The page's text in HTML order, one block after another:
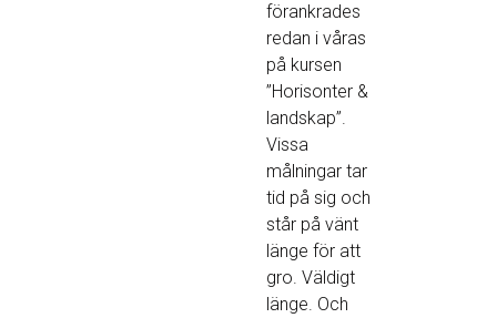
förankrades
redan i våras
på kursen
”Horisonter &
landskap”.
Vissa
målningar tar
tid på sig och
står på vänt
länge för att
gro. Väldigt
länge. Och